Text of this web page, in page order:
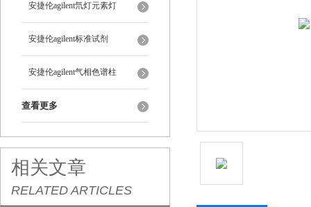
安捷伦agilent氘灯元素灯
安捷伦agilent标准试剂
安捷伦agilent气相色谱柱
查看更多
相关文章
RELATED ARTICLES